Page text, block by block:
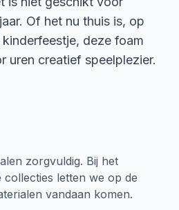
Of het nu thuis is, op
deze foam
uren creatief speelplezier.
zorgvuldig. Bij het
letten we op de
vandaan komen.